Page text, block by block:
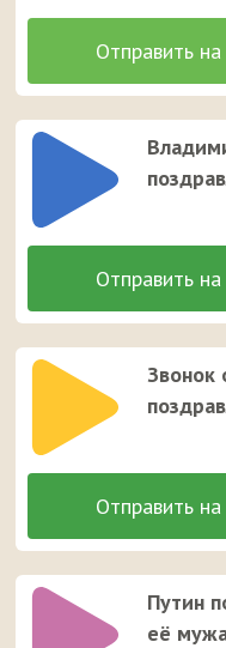
Звонок
Путин
её